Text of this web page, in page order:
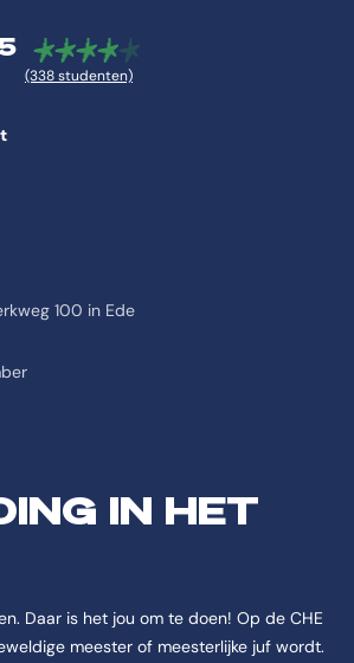
eigenschappen
100 in Ede
(338 studenten)
(Voltijd) is een Bachelor Pabo &
Basisonderwijs (Voltijd).
IN HET
Daar is het jou om te doen! Op de CHE
meester of meesterlijke juf wordt.